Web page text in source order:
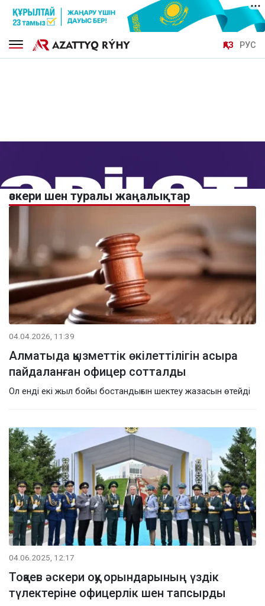
ҚАЗ РУС
әскери шен туралы жаңалықтар
04.04.2026, 11:39
Алматыда қызметтік өкілеттілігін асыра
пайдаланған офицер сотталды
Ол енді екі жыл бойы бостандығын шектеу жазасын өтейді
04.06.2025, 12:17
Тоқаев әскери оқу орындарының үздік
түлектеріне офицерлік шен тапсырды